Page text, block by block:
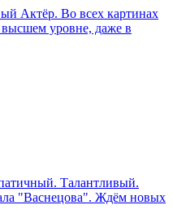
Актёр. Во всех картинах
высшем уровне, даже в
Талантливый.
"Васнецова". Ждём новых